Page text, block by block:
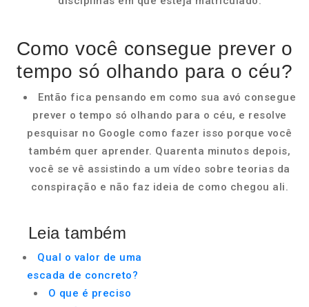
Como você consegue prever o
tempo só olhando para o céu?
Então fica pensando em como sua avó consegue
prever o tempo só olhando para o céu, e resolve
pesquisar no Google como fazer isso porque você
também quer aprender. Quarenta minutos depois,
você se vê assistindo a um vídeo sobre teorias da
conspiração e não faz ideia de como chegou ali.
Leia também
Qual o valor de uma
escada de concreto?
O que é preciso